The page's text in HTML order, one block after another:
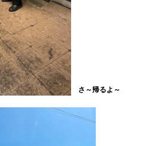
さ～帰るよ～